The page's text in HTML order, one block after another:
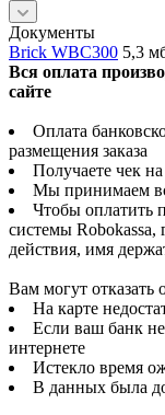
Документы
Brick WBC300 5,3
Вся оплата
сайте
Оплата
размещения заказа
Получаете чек
Мы принимаем
Чтобы оплатить
системы
действия, имя
Вам могут отказать
На карте
Если ваш банк
интернете
Истекло время
В данных была